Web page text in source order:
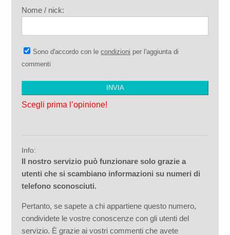
Nome / nick:
Sono d'accordo con lecondizioni per l'aggiunta di
commenti
Scegli prima l’opinione!
Info:
Il nostro servizio può funzionare solo grazie a
utenti che si scambiano informazioni su numeri di
telefono sconosciuti.
Pertanto, se sapete a chi appartiene questo numero,
condividete le vostre conoscenze con gli utenti del
servizio. È grazie ai vostri commenti che avete